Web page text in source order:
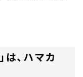
は、ハマカ